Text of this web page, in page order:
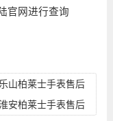
官网进行查询
山柏莱士手表售后
安柏莱士手表售后